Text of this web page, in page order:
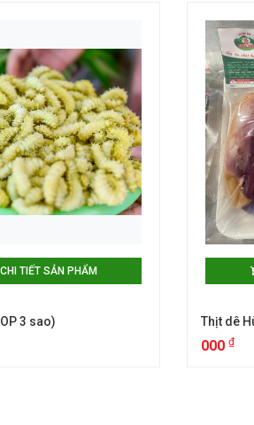
TIẾT SẢN PHẨM
3 sao) Thịt dê
000 ₫